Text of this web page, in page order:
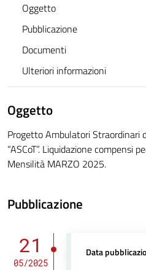
Oggetto
Pubblicazione
Documenti
Ulteriori informazioni
Oggetto
Progetto Ambulatori Straordinari
“ASCoT”. Liquidazione compensi
Mensilità MARZO 2025.
Pubblicazione
21
05/2025
Data